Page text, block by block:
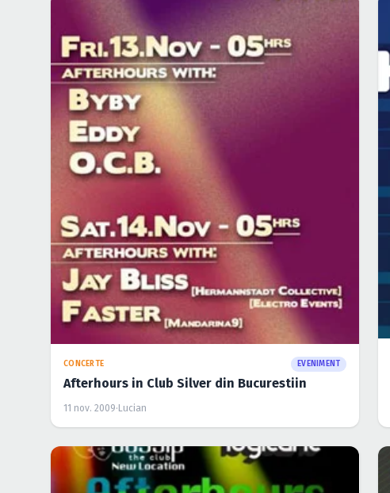
CONCERTE EVENIMENT
Afterhours in Club Silver din Bucurestiin
11 nov. 2009· Lucian